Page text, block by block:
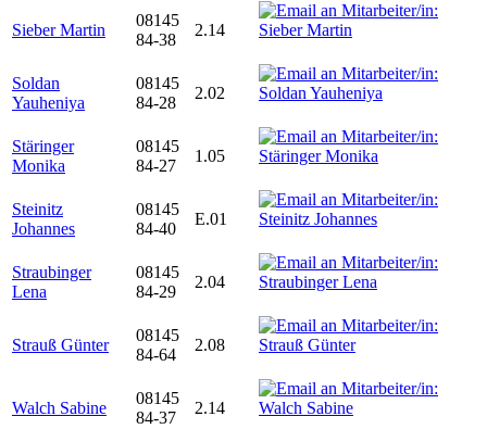
Sieber Martin
08145
84-38
2.14
Soldan
Yauheniya
08145
84-28
2.02
Stäringer
Monika
08145
84-27
1.05
Steinitz
Johannes
08145
84-40
E.01
Straubinger
Lena
08145
84-29
2.04
Strauß Günter
08145
84-64
2.08
Walch Sabine
08145
84-37
2.14